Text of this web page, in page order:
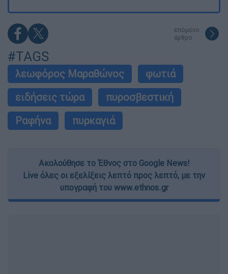
επόμενο
άρθρο
#TAGS
λεωφόρος Μαραθώνος
φωτιά
ειδήσεις τώρα
πυροσβεστική
Ραφήνα
πυρκαγιά
Ακολούθησε το Έθνος στο Google News!
Live όλες οι εξελίξεις λεπτό προς λεπτό, με την
υπογραφή του www.ethnos.gr